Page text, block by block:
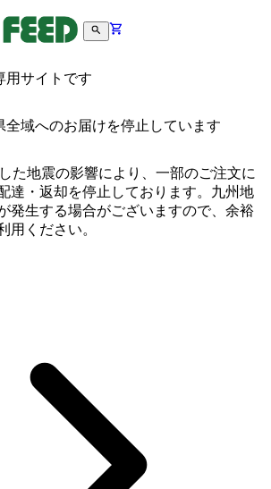
用サイトです
全域へのお届けを停止しています
た地震の影響により、一部のご注文に
達・返却を停止しております。九州地
発生する場合がございますので、余裕
用ください。